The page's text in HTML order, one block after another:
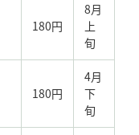
180円
8月
上
旬
180円
4月
下
旬